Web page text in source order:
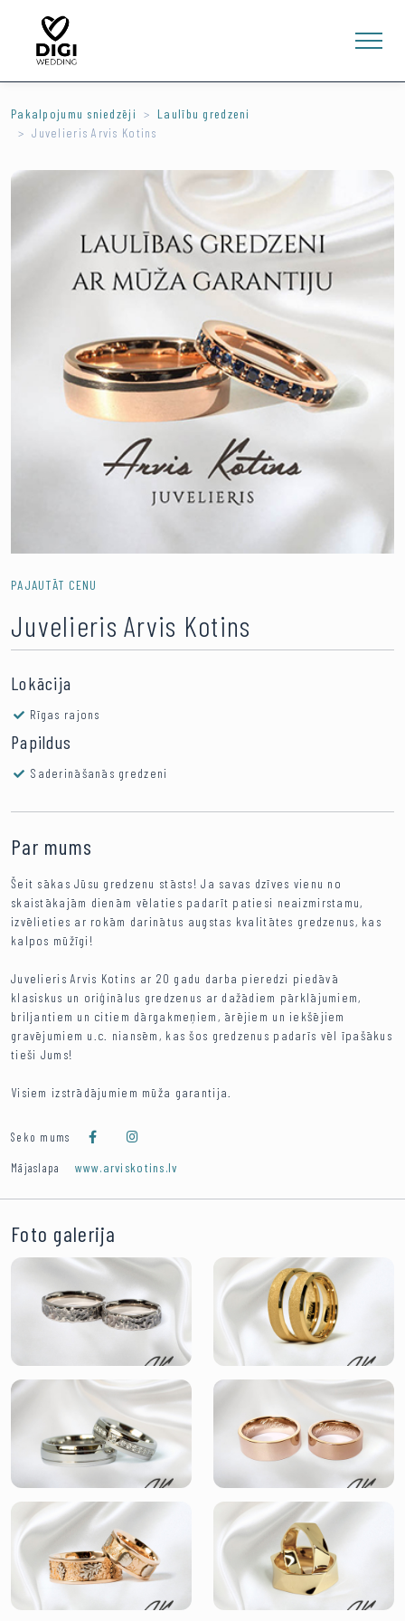
E-VEIKALS
Ienākt
Pakalpojumu sniedzēji
Laulību gredzeni
Juvelieris Arvis Kotins
PAJAUTĀT CENU
Juvelieris Arvis Kotins
Lokācija
Rīgas rajons
Papildus
Saderināšanās gredzeni
Par mums
Šeit sākas Jūsu gredzenu stāsts! Ja savas dzīves vienu no
skaistākajām dienām vēlaties padarīt patiesi neaizmirstamu,
izvēlieties ar rokām darinātus augstas kvalitātes gredzenus, kas
kalpos mūžīgi!
Juvelieris Arvis Kotins ar 20 gadu darba pieredzi piedāvā
klasiskus un oriģinālus gredzenus ar dažādiem pārklājumiem,
briljantiem un citiem dārgakmeņiem, ārējiem un iekšējiem
gravējumiem u.c. niansēm, kas šos gredzenus padarīs vēl īpašākus
tieši Jums!
Visiem izstrādājumiem mūža garantija.
Seko mums
Mājaslapa www.arviskotins.lv
Foto galerija